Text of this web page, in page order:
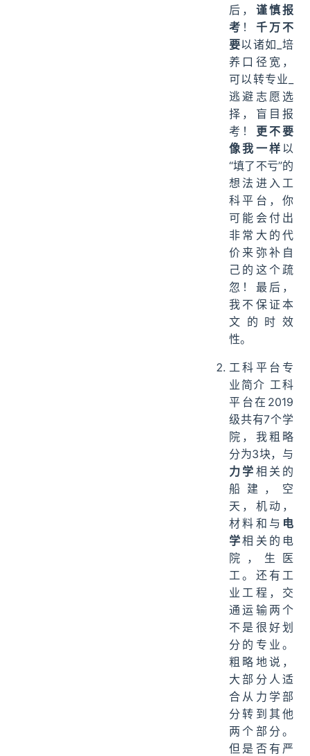
后， 谨慎报
考 ！ 千万不
要以诸如_培
养口径宽，
可以转专业_
逃避志愿选
择，盲目报
考！ 更不要
像我一样 以
“填了不亏”的
想法进入工
科平台，你
可能会付出
非常大的代
价来弥补自
己的这个疏
忽！最后，
我不保证本
文的时效
性。
工科平台专
业简介 工科
平台在2019
级共有7个学
院，我粗略
分为3块，与
力学 相关的
船建，空
天，机动，
材料和与 电
学相关的电
院，生医
工。还有工
业工程，交
通运输两个
不是很好划
分的专业。
粗略地说，
大部分人适
合从力学部
分转到其他
两个部分。
但是否有严